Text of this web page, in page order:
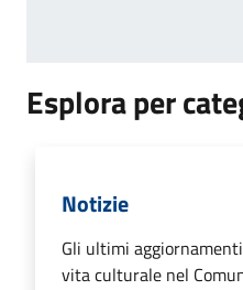
Esplora per
Notizie
Gli ultimi
vita culturale nel